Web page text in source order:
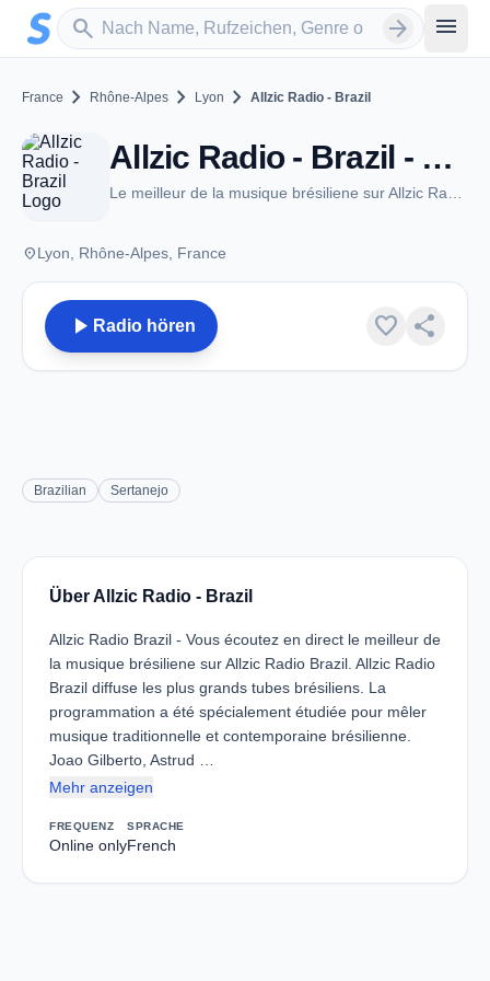
Zum Hauptinhalt springen
search
Sender suchen arrow_forward menu
France chevron_right Rhône-Alpes chevron_right Lyon chevron_right Allzic Radio - Brazil
Allzic Radio - Brazil - Lyon
placeLyon, Rhône-Alpes, France
play_arrow Radio hören favorite share
Brazilian Sertanejo
Über Allzic Radio - Brazil
Allzic Radio Brazil - Vous écoutez en direct le meilleur de
la musique brésiliene sur Allzic Radio Brazil. Allzic Radio
Brazil diffuse les plus grands tubes brésiliens. La
programmation a été spécialement étudiée pour mêler
musique traditionnelle et contemporaine brésilienne.
Joao Gilberto, Astrud …
Mehr anzeigen
FREQUENZ
Online only
SPRACHE
French